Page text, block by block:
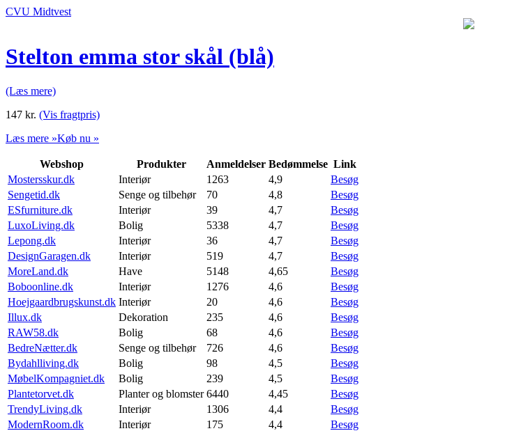
CVU Midtvest
Stelton emma stor skål (blå)
(Læs mere)
147 kr. (Vis fragtpris)
Læs mere »Køb nu »
Webshop Produkter Anmeldelser Bedømmelse Link
Mostersskur.dk
Interiør 1263 4,9
Besøg
Sengetid.dk
Senge og tilbehør 70 4,8
Besøg
ESfurniture.dk
Interiør 39 4,7
Besøg
LuxoLiving.dk
Bolig 5338 4,7
Besøg
Lepong.dk
Interiør 36 4,7
Besøg
DesignGaragen.dk
Interiør 519 4,7
Besøg
MoreLand.dk
Have 5148 4,65
Besøg
Boboonline.dk
Interiør 1276 4,6
Besøg
Hoejgaardbrugskunst.dk Interiør 20 4,6
Besøg
Illux.dk
Dekoration 235 4,6
Besøg
RAW58.dk
Bolig 68 4,6
Besøg
BedreNætter.dk
Senge og tilbehør 726 4,6
Besøg
Bydahlliving.dk
Bolig 98 4,5
Besøg
MøbelKompagniet.dk
Bolig 239 4,5
Besøg
Plantetorvet.dk
Planter og blomster 6440 4,45
Besøg
TrendyLiving.dk
Interiør 1306 4,4
Besøg
ModernRoom.dk
Interiør 175 4,4
Besøg